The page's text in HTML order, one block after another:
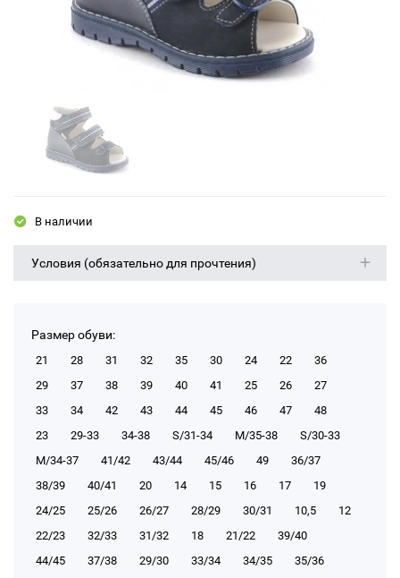
В наличии
Условия (обязательно для прочтения)
Размер обуви:
21 28 31 32 35 30 24 22
36
29
37 38 39 40 41 25 26
27
33
34 42 43 44 45 46 47
48
23
29-33 34-38 S/31-34 М/35-38
S/30-33
М/34-37
41/42 43/44 45/46 49
36/37
38/39
40/41 20 14 15 16 17
19
24/25
25/26 26/27 28/29 30/31 10,5
12
22/23
32/33 31/32 18 21/22
39/40
44/45
37/38 29/30 33/34 34/35
35/36